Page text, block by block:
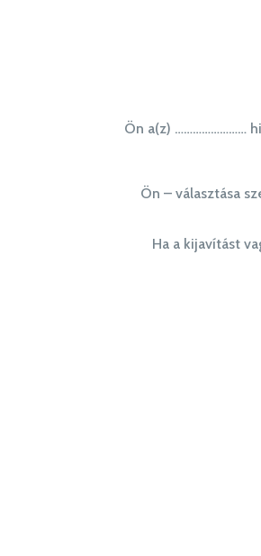
Ön a(z) ……………………
Ön – választása
Ha a kijavítást